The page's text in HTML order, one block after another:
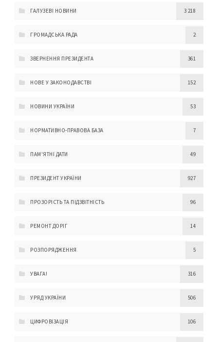
ГАЛУЗЕВІ НОВИНИ 3 218
ГРОМАДСЬКА РАДА 2
ЗВЕРНЕННЯ ПРЕЗИДЕНТА 361
НОВЕ У ЗАКОНОДАВСТВІ 152
НОВИНИ УКРАЇНИ 53
НОРМАТИВНО-ПРАВОВА БАЗА 7
ПАМ'ЯТНІ ДАТИ 49
ПРЕЗИДЕНТ УКРАЇНИ 927
ПРОЗОРІСТЬ ТА ПІДЗВІТНІСТЬ 96
РЕМОНТ ДОРІГ 14
РОЗПОРЯДЖЕННЯ 5
УВАГА! 316
УРЯД УКРАЇНИ 506
ЦИФРОВІЗАЦІЯ 106